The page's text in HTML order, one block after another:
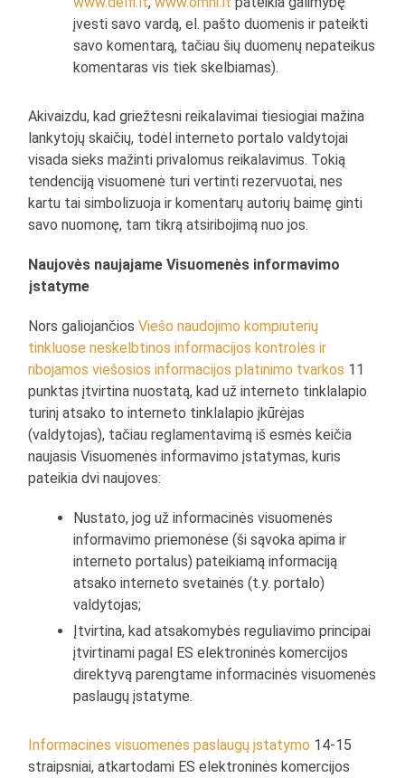
įvesti savo vardą, el. pašto duomenis ir pateikti
savo komentarą, tačiau šių duomenų nepateikus
komentaras vis tiek skelbiamas).
Akivaizdu, kad griežtesni reikalavimai tiesiogiai mažina
lankytojų skaičių, todėl interneto portalo valdytojai
visada sieks mažinti privalomus reikalavimus. Tokią
tendenciją visuomenė turi vertinti rezervuotai, nes
kartu tai simbolizuoja ir komentarų autorių baimę ginti
savo nuomonę, tam tikrą atsiribojimą nuo jos.
Naujovės naujajame Visuomenės informavimo
įstatyme
Nors galiojančiosViešo naudojimo kompiuterių
tinkluose neskelbtinos informacijos kontrolės ir
ribojamos viešosios informacijos platinimo tvarkos 11
punktas įtvirtina nuostatą, kad už interneto tinklalapio
turinį atsako to interneto tinklalapio įkūrėjas
(valdytojas), tačiau reglamentavimą iš esmės keičia
naujasis Visuomenės informavimo įstatymas, kuris
pateikia dvi naujoves:
Nustato, jog už informacinės visuomenės
informavimo priemonėse (ši sąvoka apima ir
interneto portalus) pateikiamą informaciją
atsako interneto svetainės (t.y. portalo)
valdytojas;
Įtvirtina, kad atsakomybės reguliavimo principai
įtvirtinami pagal ES elektroninės komercijos
direktyvą parengtame informacinės visuomenės
paslaugų įstatyme.
Informacinės visuomenės paslaugų įstatymo 14-15
straipsniai, atkartodami ES elektroninės komercijos